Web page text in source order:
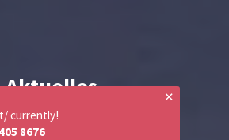
Aktuelles
✕
currently!
8676